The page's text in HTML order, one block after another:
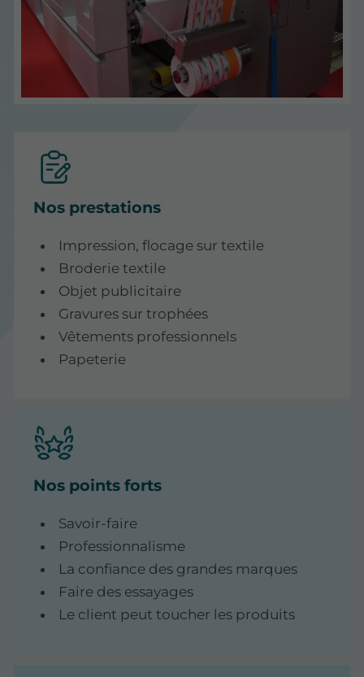
Nos prestations
Impression, flocage sur textile
Broderie textile
Objet publicitaire
Gravures sur trophées
Vêtements professionnels
Papeterie
Nos points forts
Savoir-faire
Professionnalisme
La confiance des grandes marques
Faire des essayages
Le client peut toucher les produits